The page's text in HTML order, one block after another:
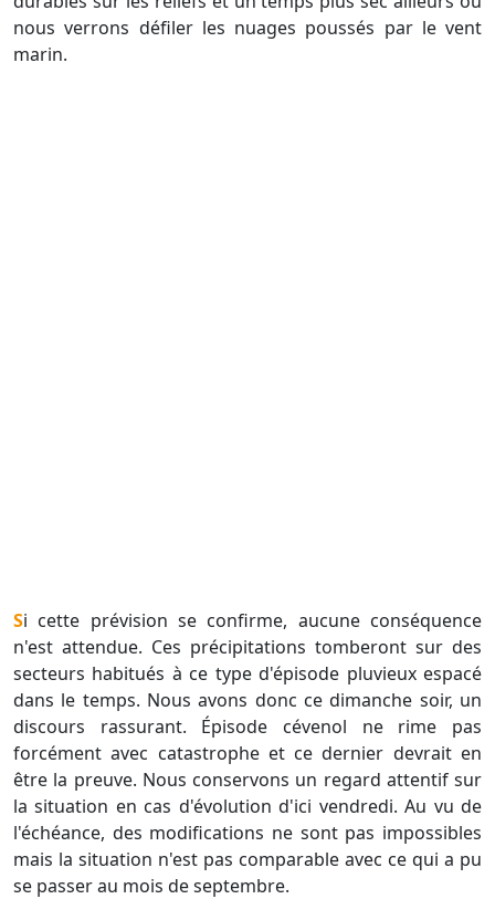
nous verrons défiler les nuages poussés par le vent
marin.
Si cette prévision se confirme, aucune conséquence
n'est attendue. Ces précipitations tomberont sur des
secteurs habitués à ce type d'épisode pluvieux espacé
dans le temps. Nous avons donc ce dimanche soir, un
discours rassurant. Épisode cévenol ne rime pas
forcément avec catastrophe et ce dernier devrait en
être la preuve. Nous conservons un regard attentif sur
la situation en cas d'évolution d'ici vendredi. Au vu de
l'échéance, des modifications ne sont pas impossibles
mais la situation n'est pas comparable avec ce qui a pu
se passer au mois de septembre.